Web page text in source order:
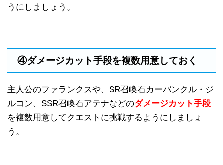
うにしましょう。
④ダメージカット手段を複数用意しておく
主人公のファランクスや、SR召喚石カーバンクル・ジ
ルコン、SSR召喚石アテナなどのダメージカット手段
を複数用意してクエストに挑戦するようにしましょ
う。